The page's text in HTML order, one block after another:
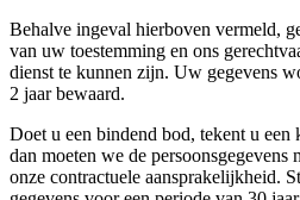
Behalve ingeval hierboven vermeld,
van uw toestemming en ons
dienst te kunnen zijn. Uw gegevens
2 jaar bewaard.
Doet u een bindend bod, tekent u
dan moeten we de persoonsgegevens
onze contractuele aansprakelijkheid.